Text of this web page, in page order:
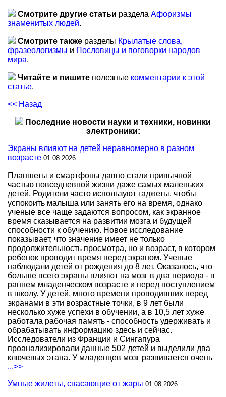
Смотрите другие статьи раздела Афоризмы
знаменитых людей.
Смотрите также разделы Крылатые слова,
фразеологизмы и Пословицы и поговорки народов
мира.
Читайте и пишите полезные комментарии к этой
статье.
<< Назад
Последние новости науки и техники, новинки
электроники:
Экраны влияют на детей неравномерно в разном
возрасте 01.08.2026
Планшеты и смартфоны давно стали привычной
частью повседневной жизни даже самых маленьких
детей. Родители часто используют гаджеты, чтобы
успокоить малыша или занять его на время, однако
ученые все чаще задаются вопросом, как экранное
время сказывается на развитии мозга и будущей
способности к обучению. Новое исследование
показывает, что значение имеет не только
продолжительность просмотра, но и возраст, в котором
ребенок проводит время перед экраном. Ученые
наблюдали детей от рождения до 8 лет. Оказалось, что
больше всего экраны влияют на мозг в два периода - в
раннем младенческом возрасте и перед поступлением
в школу. У детей, много времени проводивших перед
экранами в эти возрастные точки, в 9 лет были
несколько хуже успехи в обучении, а в 10,5 лет хуже
работала рабочая память - способность удерживать и
обрабатывать информацию здесь и сейчас.
Исследователи из Франции и Сингапура
проанализировали данные 502 детей и выделили два
ключевых этапа. У младенцев мозг развивается очень
...>>
Умные жилеты, спасающие от жары 01.08.2026